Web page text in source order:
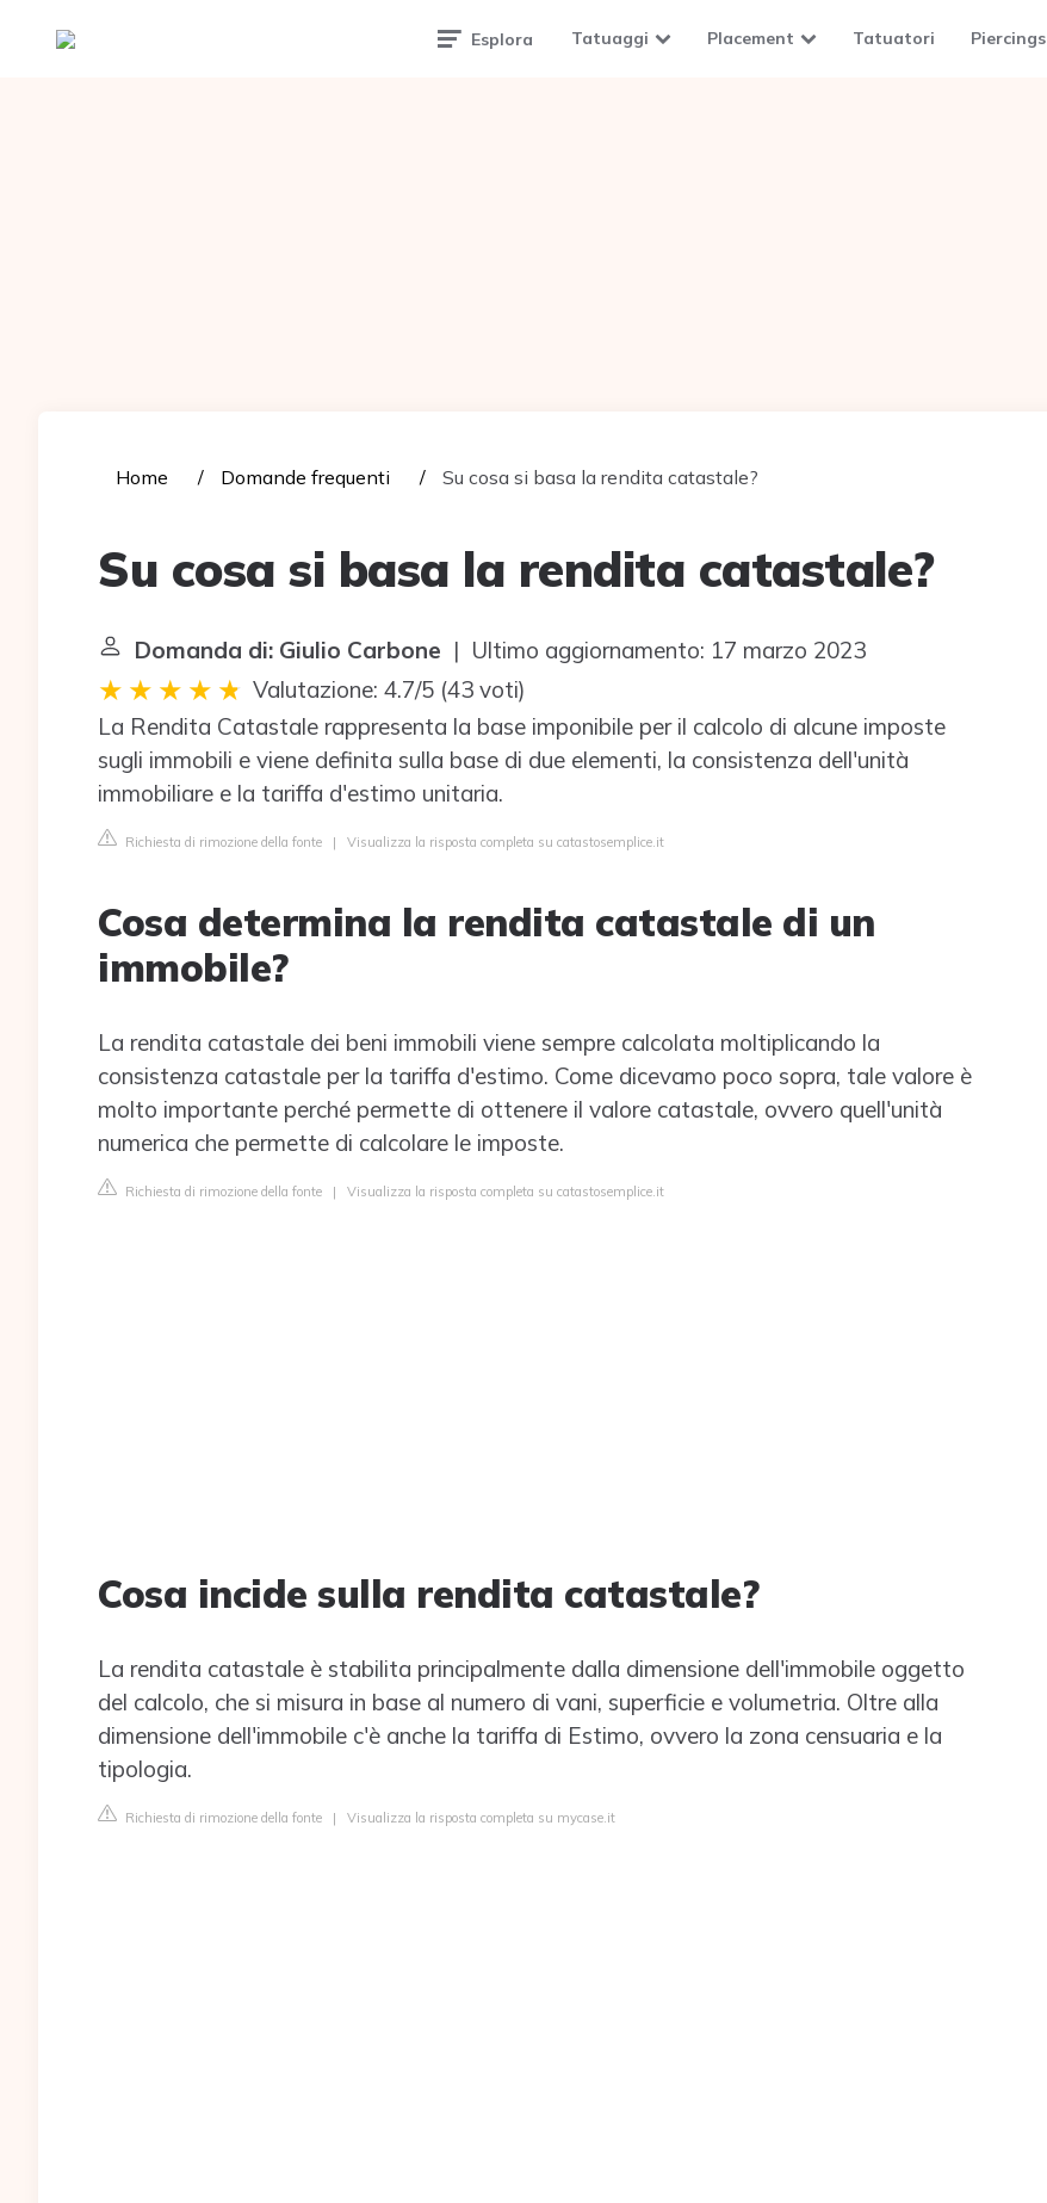
Tattoomuse.it Esplora Tatuaggi Placement Tatuatori Piercings
Home Domande frequenti Su cosa si basa la rendita catastale?
Su cosa si basa la rendita catastale?
Domanda di: Giulio Carbone | Ultimo aggiornamento: 17 marzo 2023
Valutazione: 4.7/5 (43 voti)
La Rendita Catastale rappresenta la base imponibile per il calcolo di alcune imposte
sugli immobili e viene definita sulla base di due elementi, la consistenza dell'unità
immobiliare e la tariffa d'estimo unitaria.
Richiesta di rimozione della fonte | Visualizza la risposta completa su catastosemplice.it
Cosa determina la rendita catastale di un
immobile?
La rendita catastale dei beni immobili viene sempre calcolata moltiplicando la
consistenza catastale per la tariffa d'estimo. Come dicevamo poco sopra, tale valore è
molto importante perché permette di ottenere il valore catastale, ovvero quell'unità
numerica che permette di calcolare le imposte.
Richiesta di rimozione della fonte | Visualizza la risposta completa su catastosemplice.it
Cosa incide sulla rendita catastale?
La rendita catastale è stabilita principalmente dalla dimensione dell'immobile oggetto
del calcolo, che si misura in base al numero di vani, superficie e volumetria. Oltre alla
dimensione dell'immobile c'è anche la tariffa di Estimo, ovvero la zona censuaria e la
tipologia.
Richiesta di rimozione della fonte | Visualizza la risposta completa su mycase.it